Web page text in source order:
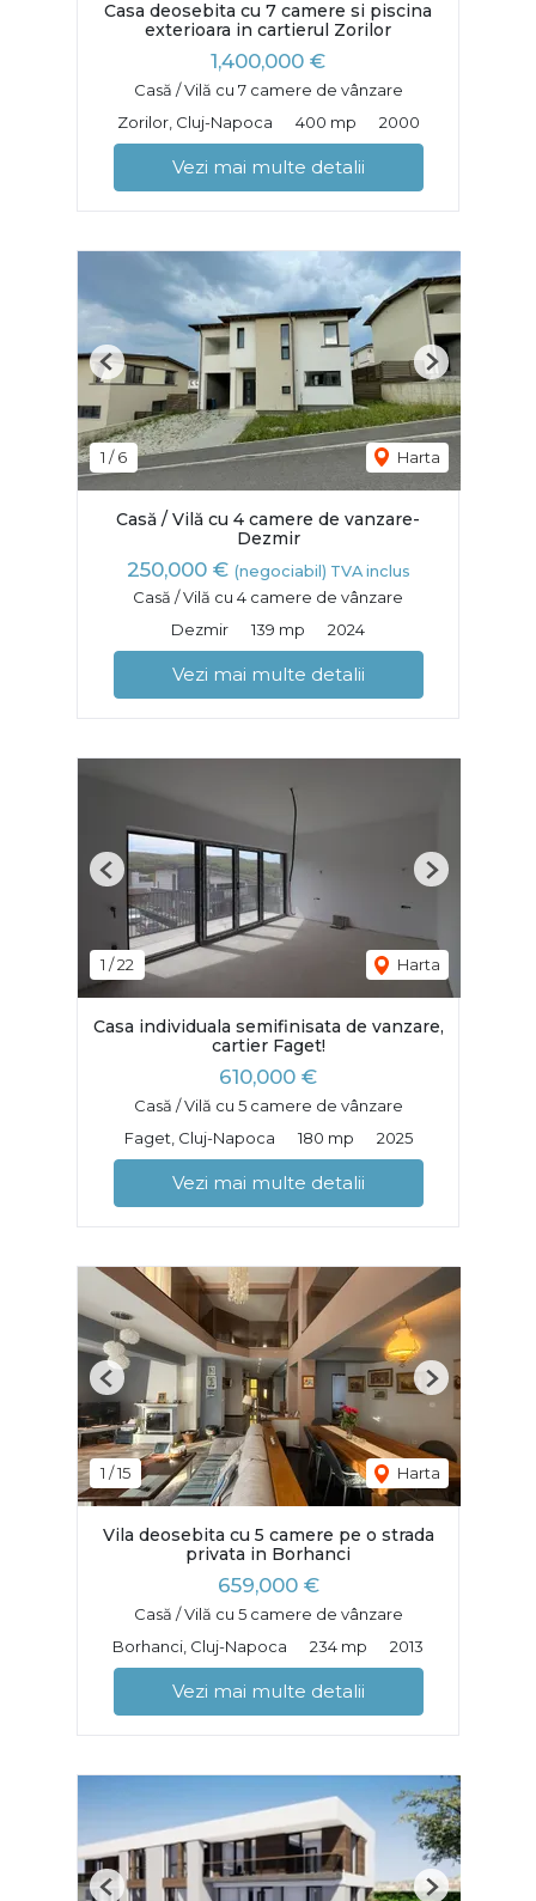
Casa deosebita cu 7 camere si piscina
exterioara in cartierul Zorilor
1,400,000 €
Casă / Vilă cu 7 camere de vânzare
Zorilor, Cluj-Napoca
400 mp 2000
Vezi mai multe detalii
1 /6 Harta
Previous Next
Casă / Vilă cu 4 camere de vanzare-
Dezmir
250,000 € (negociabil) TVA inclus
Casă / Vilă cu 4 camere de vânzare
Dezmir
139 mp 2024
Vezi mai multe detalii
1 /22 Harta
Previous Next
Casa individuala semifinisata de vanzare,
cartier Faget!
610,000 €
Casă / Vilă cu 5 camere de vânzare
Faget, Cluj-Napoca
180 mp 2025
Vezi mai multe detalii
1 /15 Harta
Previous Next
Vila deosebita cu 5 camere pe o strada
privata in Borhanci
659,000 €
Casă / Vilă cu 5 camere de vânzare
Borhanci, Cluj-Napoca
234 mp 2013
Vezi mai multe detalii
Previous Next